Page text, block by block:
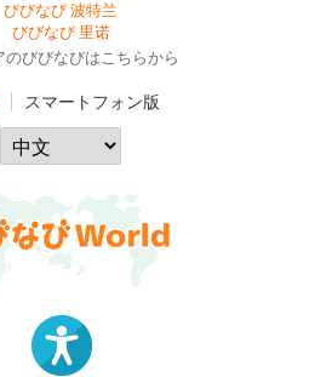
びびなび 波特兰
びびなび 里诺
のびびなびはこちらから
スマートフォン版